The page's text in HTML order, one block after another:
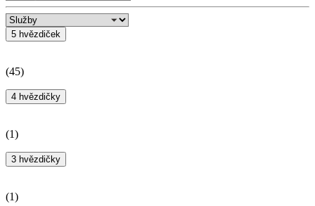
5 hvězdiček
(45)
4 hvězdičky
(1)
3 hvězdičky
(1)